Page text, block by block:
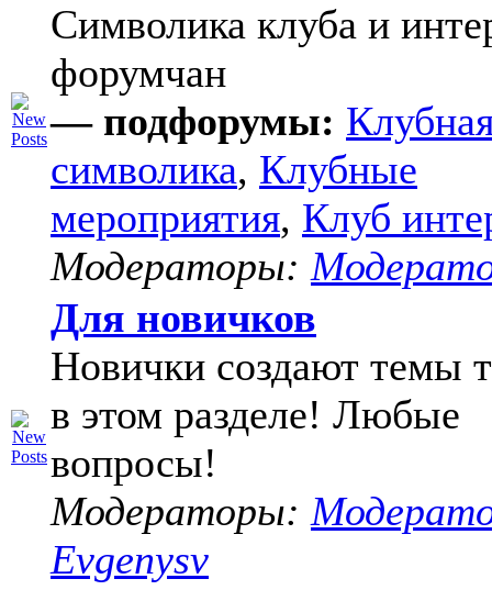
Символика клуба и
форумчан
— подфорумы:
символика, Клубные
мероприятия, Клуб
Модераторы:
Для новичков
Новички создают темы
в этом разделе! Любые
вопросы!
Модераторы:
Evgenysv